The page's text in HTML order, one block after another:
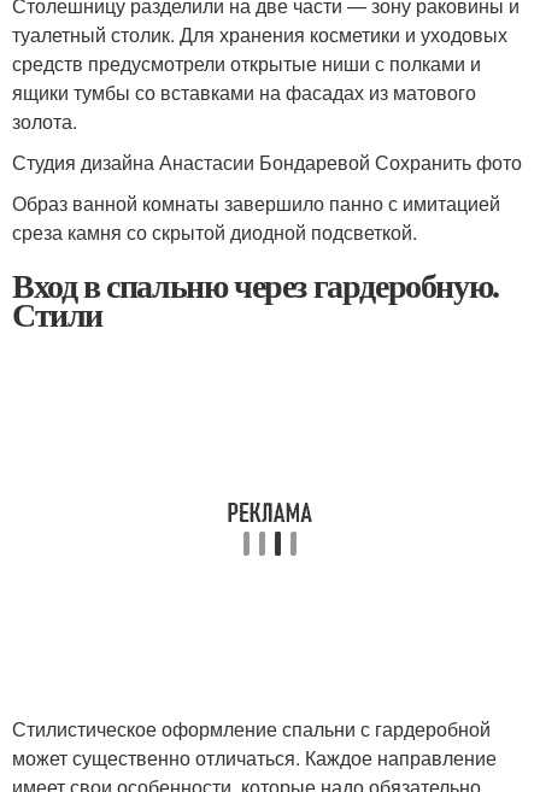
туалетный столик. Для хранения косметики и уходовых
средств предусмотрели открытые ниши с полками и
ящики тумбы со вставками на фасадах из матового
золота.
Студия дизайна Анастасии Бондаревой Сохранить фото
Образ ванной комнаты завершило панно с имитацией
среза камня со скрытой диодной подсветкой.
Вход в спальню через гардеробную.
Стили
Стилистическое оформление спальни с гардеробной
может существенно отличаться. Каждое направление
имеет свои особенности, которые надо обязательно